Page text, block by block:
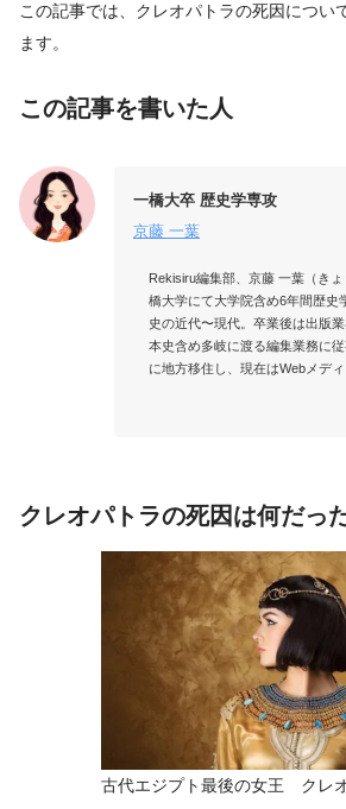
この記事では、クレオパトラの死因につい
ます。
この記事を書いた人
一橋大卒 歴史学専攻
京藤 一葉
Rekisiru編集部、京藤 一葉（き
橋大学にて大学院含め6年間歴史
史の近代〜現代。卒業後は出版
本史含め多岐に渡る編集業務に
に地方移住し、現在はWebメディ
クレオパトラの死因は何だっ
古代エジプト最後の女王 クレ